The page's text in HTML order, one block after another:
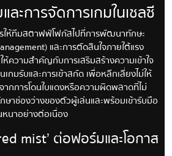
ะการจัดการเกมในเชลซี
ให้ทีมสตาฟฟ์โฟกัสไปที่การพัฒนาทักษะ
และการตัดสินใจภายใต้แรง
ห้ความสำคัญกับการเสริมสร้างความเข้าใจ
เกมรับและการเข้าสกัด เพื่อหลีกเลี่ยงไม่ให้
ากการโดนใบแดงหรือความผิดพลาดที่ไม่
ษาช่องว่างของตัวผู้เล่นและพร้อมเข้ารับมือ
หนาอย่างต่อเนื่อง
mist’ ต่อฟอร์มและโอกาส